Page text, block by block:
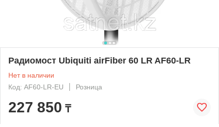
Радиомост Ubiquiti airFiber 60 LR AF60-LR
Нет в наличии
Код: AF60-LR-EU
Розница
227 850 ₸